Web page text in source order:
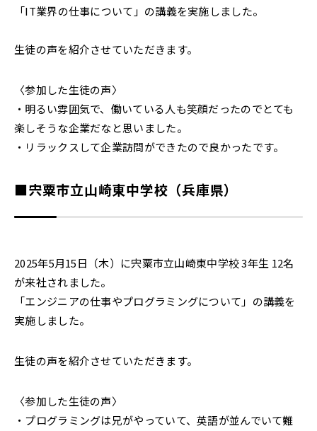
「IT業界の仕事について」の講義を実施しました。
生徒の声を紹介させていただきます。
〈参加した生徒の声〉
・明るい雰囲気で、働いている人も笑顔だったのでとても
楽しそうな企業だなと思いました。
・リラックスして企業訪問ができたので良かったです。
■宍粟市立山崎東中学校（兵庫県）
2025年5月15日（木）に宍粟市立山崎東中学校 3年生 12名
が来社されました。
「エンジニアの仕事やプログラミングについて」の講義を
実施しました。
生徒の声を紹介させていただきます。
〈参加した生徒の声〉
・プログラミングは兄がやっていて、英語が並んでいて難